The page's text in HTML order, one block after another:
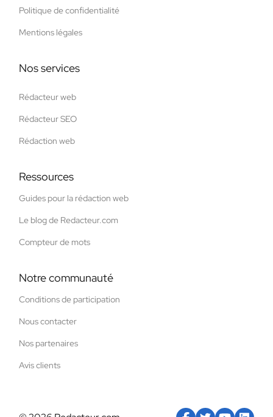
Politique de confidentialité
Mentions légales
Nos services
Rédacteur web
Rédacteur SEO
Rédaction web
Ressources
Guides pour la rédaction web
Le blog de Redacteur.com
Compteur de mots
Notre communauté
Conditions de participation
Nous contacter
Nos partenaires
Avis clients